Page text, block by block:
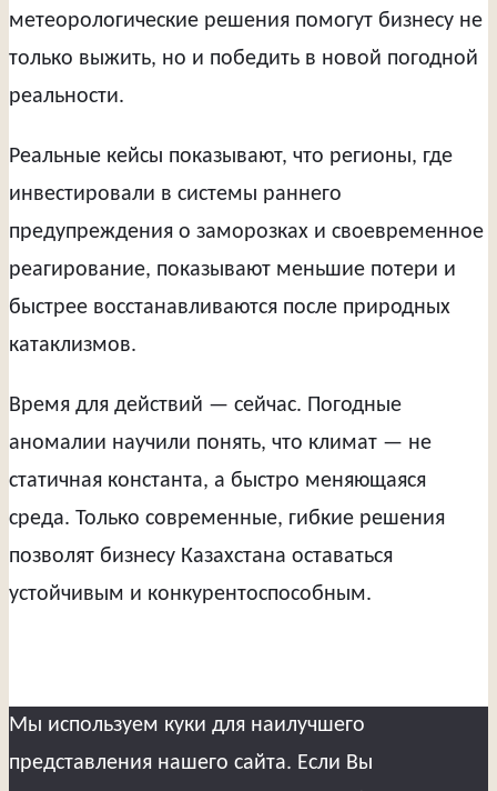
метеорологические решения помогут бизнесу не
только выжить, но и победить в новой погодной
реальности.
Реальные кейсы показывают, что регионы, где
инвестировали в системы раннего
предупреждения о заморозках и своевременное
реагирование, показывают меньшие потери и
быстрее восстанавливаются после природных
катаклизмов.
Время для действий — сейчас. Погодные
аномалии научили понять, что климат — не
статичная константа, а быстро меняющаяся
среда. Только современные, гибкие решения
позволят бизнесу Казахстана оставаться
устойчивым и конкурентоспособным.
Мы используем куки для наилучшего
представления нашего сайта. Если Вы